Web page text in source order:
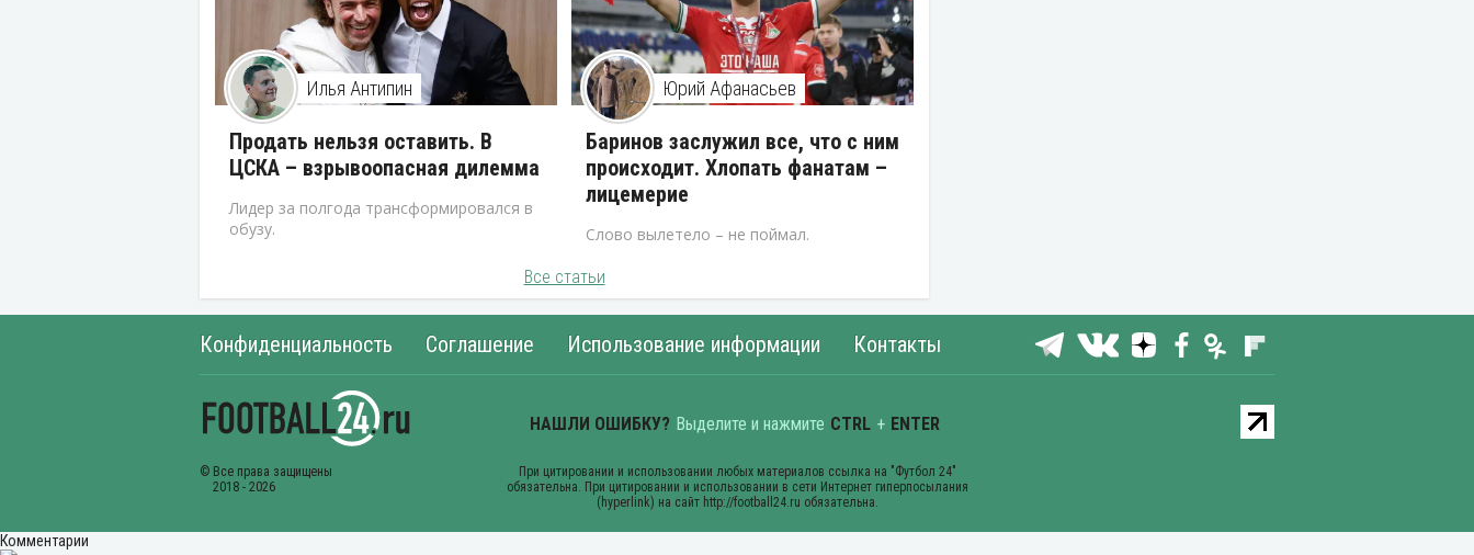
Илья Антипин
Продать нельзя оставить. В
ЦСКА – взрывоопасная дилемма
Лидер за полгода трансформировался в
обузу.
Юрий Афанасьев
Баринов заслужил все, что с ним
происходит. Хлопать фанатам –
лицемерие
Слово вылетело – не поймал.
Все статьи
Конфиденциальность Соглашение Использование информации Контакты
Комментарии